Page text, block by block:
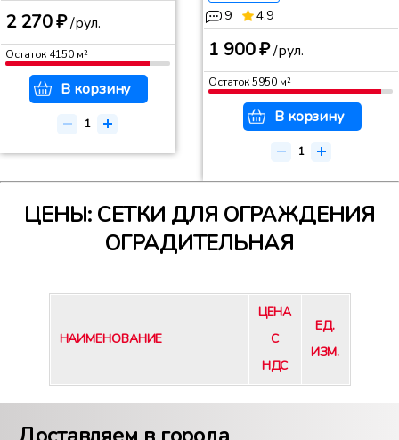
2 270 ₽/рул.
Остаток 4150м²
В корзину
9 4.9
1 900 ₽/рул.
Остаток5950м²
В корзину
ЦЕНЫ: СЕТКИ ДЛЯ ОГРАЖДЕНИЯ
ОГРАДИТЕЛЬНАЯ
НАИМЕНОВАНИЕ
ЦЕНА
С
НДС
ЕД.
ИЗМ.